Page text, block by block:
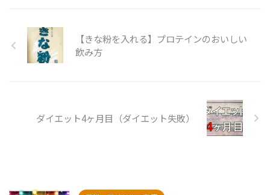
【きな粉を入れる】プロテインのおいしい
飲み方
ダイエット4ヶ月目（ダイエット失敗）